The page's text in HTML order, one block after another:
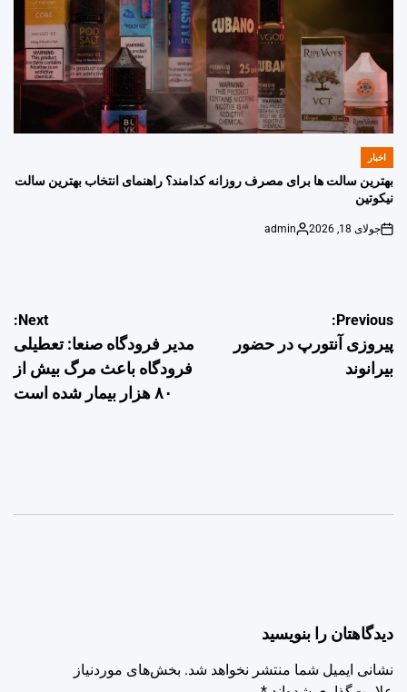
POSTED
اخبار
بهترین سالت ها برای مصرف روزانه کدامند؟ راهنمای انتخاب بهترین سالت
نیکوتین
on
جولای 18, 2026
Posted
admin
راهبری
نوشته
Previous:
پیروزی آنتورپ در حضور
بیرانوند
Next:
مدیر فرودگاه صنعا: تعطیلی
فرودگاه باعث مرگ بیش از
۸۰ هزار بیمار شده است
دیدگاهتان را بنویسید
نشانی ایمیل شما منتشر نخواهد شد. بخش‌های موردنیاز